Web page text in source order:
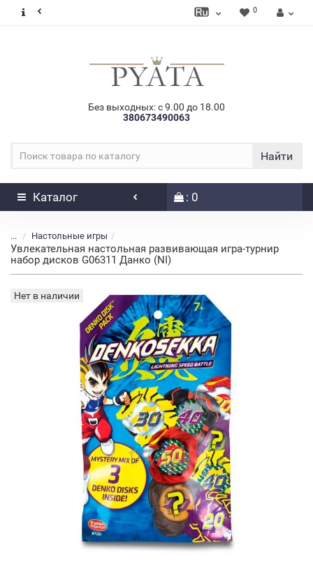
0
Без выходных: с 9.00 до 18.00
380673490063
Найти
Каталог : 0
... Настольные игры
Увлекательная настольная развивающая игра-турнир
набор дисков G06311 Данко (NI)
Нет в наличии